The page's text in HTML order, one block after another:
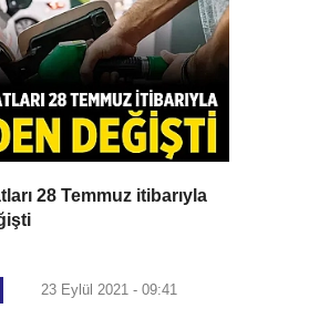
28 Temmuz itibarıyla
23 Eylül 2021 - 09:41